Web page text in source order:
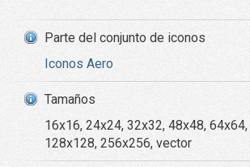
Parte del conjunto de iconos
Iconos Aero
Tamaños
16x16, 24x24, 32x32, 48x48,
128x128, 256x256, vector